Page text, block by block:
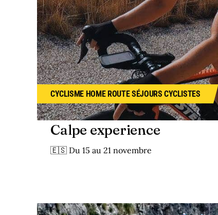
CYCLISME HOME ROUTE SÉJOURS CYCLISTES
Calpe experience
🇪🇸 Du 15 au 21 novembre